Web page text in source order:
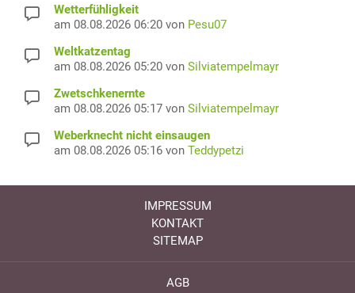
Wetterfühligkeit
am 08.08.2026 06:20 von Pesu07
Weltkatzentag
am 08.08.2026 05:20 von Silviatempelmayr
Zwetschkenernte
am 08.08.2026 05:17 von Silviatempelmayr
Weberknecht nicht einsaugen
am 08.08.2026 05:16 von Teddypetzi
IMPRESSUM
KONTAKT
SITEMAP
AGB